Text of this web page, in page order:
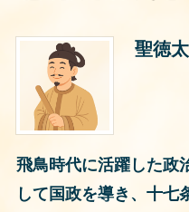
聖徳
飛鳥時代に活躍した政
して国政を導き、十七